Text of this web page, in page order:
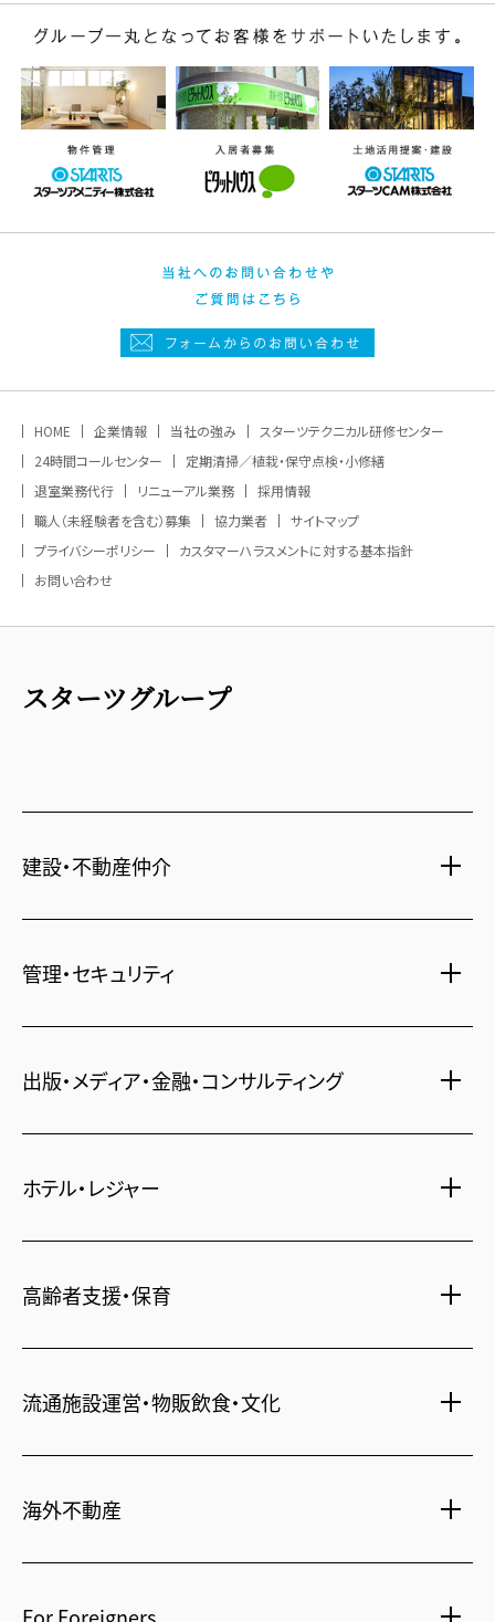
HOME 企業情報 当社の強み
スターツテクニカル研修センター
24時間コールセンター
定期清掃／植栽・保守点検・小修繕
退室業務代行
リニューアル業務
採用情報
職人（未経験者を含む）募集
協力業者
サイトマップ
プライバシーポリシー
カスタマーハラスメントに対する基本指針
お問い合わせ
スターツグループ
建設・不動産仲介
新築分譲マンション・新築戸建
注文住宅・リフォーム
賃貸・売買物件情報
オフィス移転
不動産投資
住まい・暮らし情報
管理・セキュリティ
社宅代行
時間貸し駐車場
出版・メディア・金融・コンサルティング
書籍・コミック
広告代理店
住宅ローン
不動産投資信託(J-REIT)
人材派遣・紹介
ホテル・レジャー
高齢者支援・保育
シニア総合窓口
流通施設運営・物販飲食・文化
海外不動産
For Foreigners